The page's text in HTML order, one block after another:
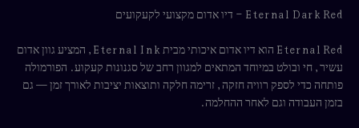
Eternal Dark Red – דיו אדום מקצועי לקעקועים
Eternal Red הוא דיו אדום איכותי מבית Eternal Ink, המציע גוון אדום
עשיר, חי ובולט במיוחד המתאים למגוון רחב של סגנונות קעקוע. הפורמולה
פותחה כדי לספק רוויה חזקה, זרימה חלקה ותוצאות יציבות לאורך זמן — גם
בזמן העבודה וגם לאחר ההחלמה.